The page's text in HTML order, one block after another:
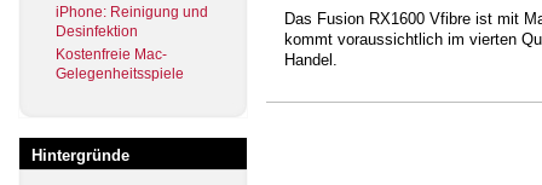
iPhone: Reinigung und
Desinfektion
Kostenfreie Mac-
Gelegenheitsspiele
Hintergründe
Das Fusion RX1600 Vfibre ist mit
kommt voraussichtlich im vierten
Handel.